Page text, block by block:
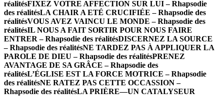
réalitésFIXEZ VOTRE AFFECTION SUR LUI – Rhapsodie
des réalitésLA CHAIR A ETÉ CRUCIFIÉE – Rhapsodie des
réalitésVOUS AVEZ VAINCU LE MONDE – Rhapsodie des
réalitésIL NOUS A FAIT SORTIR POUR NOUS FAIRE
ENTRER – Rhapsodie des réalitésDISCERNEZ LA SOURCE
– Rhapsodie des réalitésNE TARDEZ PAS À APPLIQUER LA
PAROLE DE DIEU – Rhapsodie des réalitésPRENEZ
AVANTAGE DE SA GRÂCE – Rhapsodie des
réalitésL’ÉGLISE EST LA FORCE MOTRICE – Rhapsodie
des réalitésNE RATEZ PAS CETTE OCCASSION –
Rhapsodie des réalitésLA PRIÈRE—UN CATALYSEUR